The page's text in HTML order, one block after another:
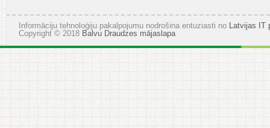
2024.
gada
vasarā
Informāciju tehnoloģiju pakalpojumu nodrošina entuziasti no Latvijas IT
Copyright © 2018 Balvu Draudzes mājaslapa